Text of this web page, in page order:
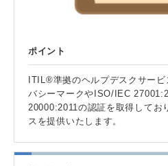
ポイント
ITIL®準拠のヘルプデスクサー
バシーマークやISO/IEC
20000:2011の認証を取得してお
スを提供いたします。